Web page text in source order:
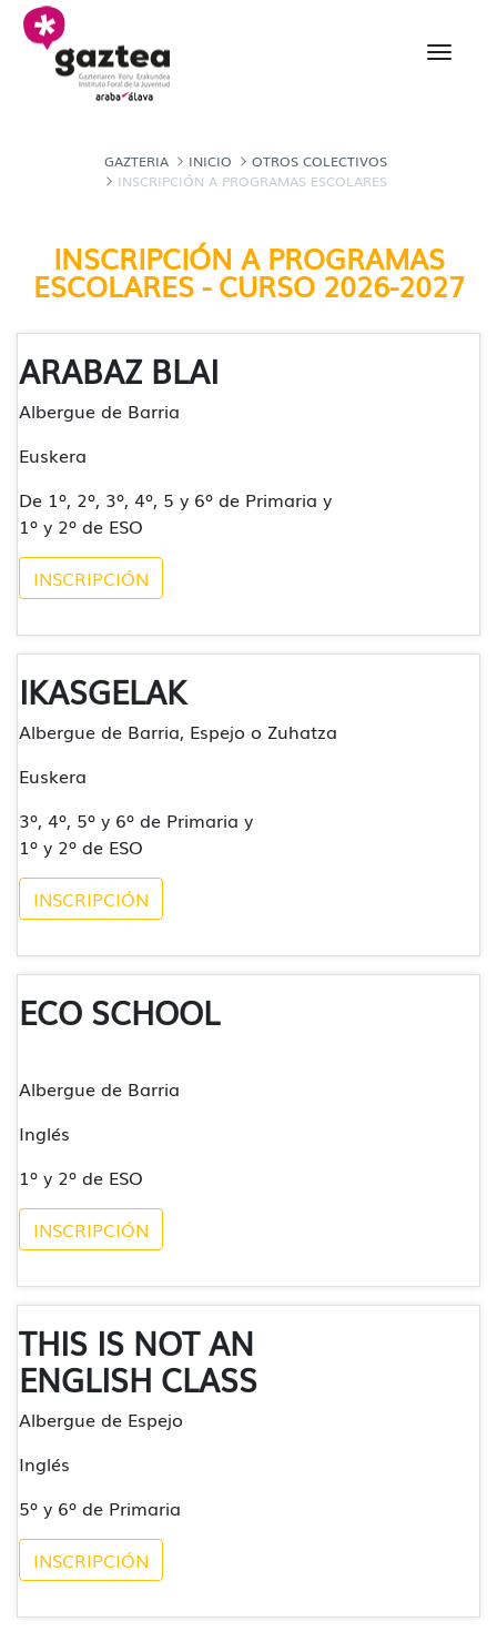
Saltar al contenido principal
Inscripción a
GAZTERIA INICIO
OTROS COLECTIVOS
INSCRIPCIÓN A PROGRAMAS ESCOLARES
INSCRIPCIÓN A PROGRAMAS
ESCOLARES - CURSO 2026-2027
ARABAZ BLAI
Albergue de Barria
Euskera
De 1º, 2º, 3º, 4º, 5 y 6º de Primaria y
1º y 2º de ESO
INSCRIPCIÓN
IKASGELAK
Albergue de Barria, Espejo o Zuhatza
Euskera
3º, 4º, 5º y 6º de Primaria y
1º y 2º de ESO
INSCRIPCIÓN
ECO SCHOOL
Albergue de Barria
Inglés
1º y 2º de ESO
INSCRIPCIÓN
THIS IS NOT AN
ENGLISH CLASS
Albergue de Espejo
Inglés
5º y 6º de Primaria
INSCRIPCIÓN